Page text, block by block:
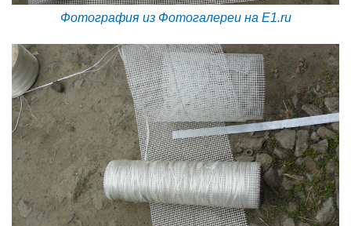
Фотография из Фотогалереи на E1.ru